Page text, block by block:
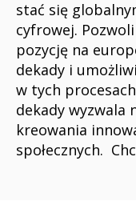
stać się
cyfrowej.
pozycję na
dekady i
w tych
dekady wyzwala
kreowania
społecznych.